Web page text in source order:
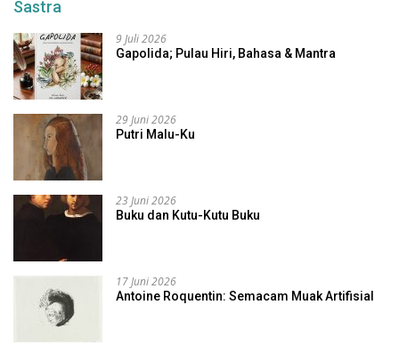
Sastra
9 Juli 2026
Gapolida; Pulau Hiri, Bahasa & Mantra
29 Juni 2026
Putri Malu-Ku
23 Juni 2026
Buku dan Kutu-Kutu Buku
17 Juni 2026
Antoine Roquentin: Semacam Muak Artifisial